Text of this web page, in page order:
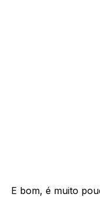
E bom, é muito